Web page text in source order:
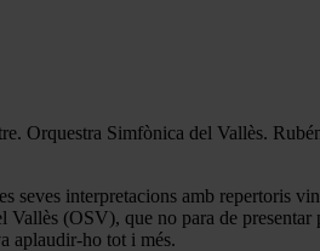
Orquestra Simfònica del Vallès.
interpretacions amb repertoris
(OSV), que no para de presentar
aplaudir-ho tot i més.